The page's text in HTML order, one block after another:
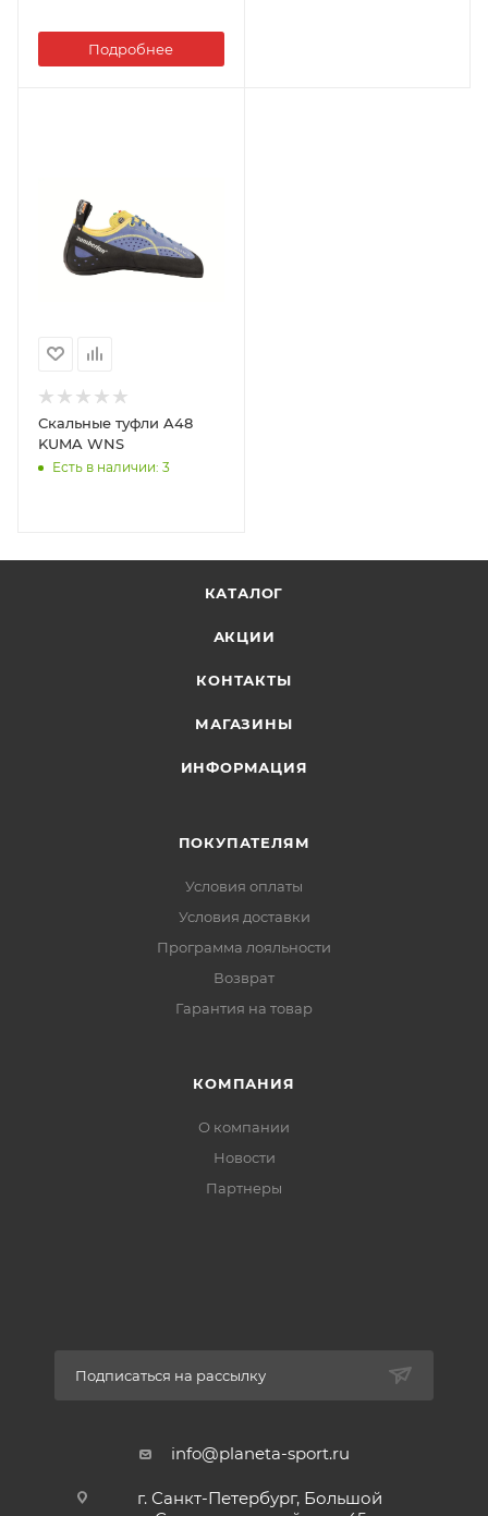
Подробнее
Скальные туфли A48
KUMA WNS
Есть в наличии: 3
КАТАЛОГ
АКЦИИ
КОНТАКТЫ
МАГАЗИНЫ
ИНФОРМАЦИЯ
ПОКУПАТЕЛЯМ
Условия оплаты
Условия доставки
Программа лояльности
Возврат
Гарантия на товар
КОМПАНИЯ
О компании
Новости
Партнеры
Подписаться на рассылку
info@planeta-sport.ru
г. Санкт-Петербург, Большой